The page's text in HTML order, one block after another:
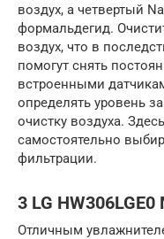
воздух, а четвертый
формальдегид.
воздух, что в
помогут снять
встроенными
определять уровень
очистку воздуха.
самостоятельно
фильтрации.
3 LG HW306LGE0
Отличным